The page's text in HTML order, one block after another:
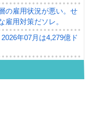
の雇用状況が悪い。せ
用対策だソレ。
年07月は4,279億ド
不動産対策で浅薄な発